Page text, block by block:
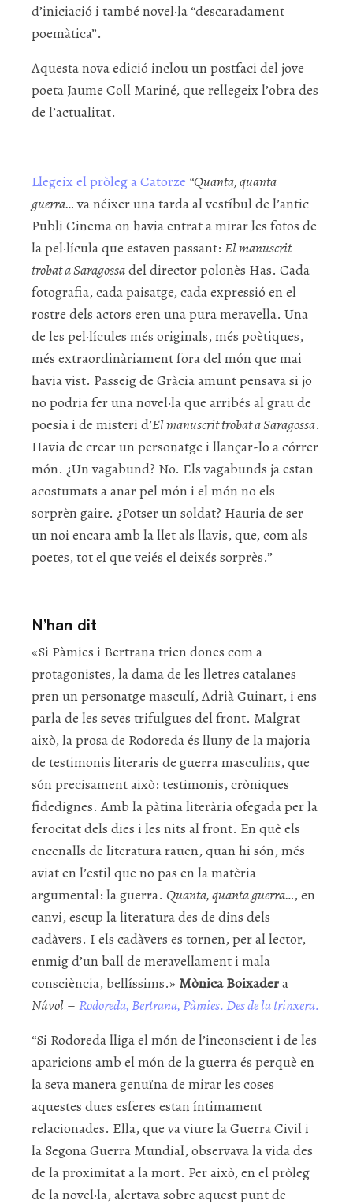
d’iniciació i també novel·la “descaradament
poemàtica”.
Aquesta nova edició inclou un postfaci del jove
poeta Jaume Coll Mariné, que rellegeix l’obra des
de l’actualitat.
Llegeix el pròleg a Catorze “Quanta, quanta
guerra…va néixer una tarda al vestíbul de l’antic
Publi Cinema on havia entrat a mirar les fotos de
la pel·lícula que estaven passant: El manuscrit
trobat a Saragossadel director polonès Has. Cada
fotografia, cada paisatge, cada expressió en el
rostre dels actors eren una pura meravella. Una
de les pel·lícules més originals, més poètiques,
més extraordinàriament fora del món que mai
havia vist. Passeig de Gràcia amunt pensava si jo
no podria fer una novel·la que arribés al grau de
poesia i de misteri d’El manuscrit trobat a Saragossa.
Havia de crear un personatge i llançar-lo a córrer
món. ¿Un vagabund? No. Els vagabunds ja estan
acostumats a anar pel món i el món no els
sorprèn gaire. ¿Potser un soldat? Hauria de ser
un noi encara amb la llet als llavis, que, com als
poetes, tot el que veiés el deixés sorprès.”
N’han dit
«Si Pàmies i Bertrana trien dones com a
protagonistes, la dama de les lletres catalanes
pren un personatge masculí, Adrià Guinart, i ens
parla de les seves trifulgues del front. Malgrat
això, la prosa de Rodoreda és lluny de la majoria
de testimonis literaris de guerra masculins, que
són precisament això: testimonis, cròniques
fidedignes. Amb la pàtina literària ofegada per la
ferocitat dels dies i les nits al front. En què els
encenalls de literatura rauen, quan hi són, més
aviat en l’estil que no pas en la matèria
argumental: la guerra. Quanta, quanta guerra…, en
canvi, escup la literatura des de dins dels
cadàvers. I els cadàvers es tornen, per al lector,
enmig d’un ball de meravellament i mala
consciència, bellíssims.» Mònica Boixadera
Núvol – Rodoreda, Bertrana, Pàmies. Des de la trinxera.
“Si Rodoreda lliga el món de l’inconscient i de les
aparicions amb el món de la guerra és perquè en
la seva manera genuïna de mirar les coses
aquestes dues esferes estan íntimament
relacionades. Ella, que va viure la Guerra Civil i
la Segona Guerra Mundial, observava la vida des
de la proximitat a la mort. Per això, en el pròleg
de la novel·la, alertava sobre aquest punt de